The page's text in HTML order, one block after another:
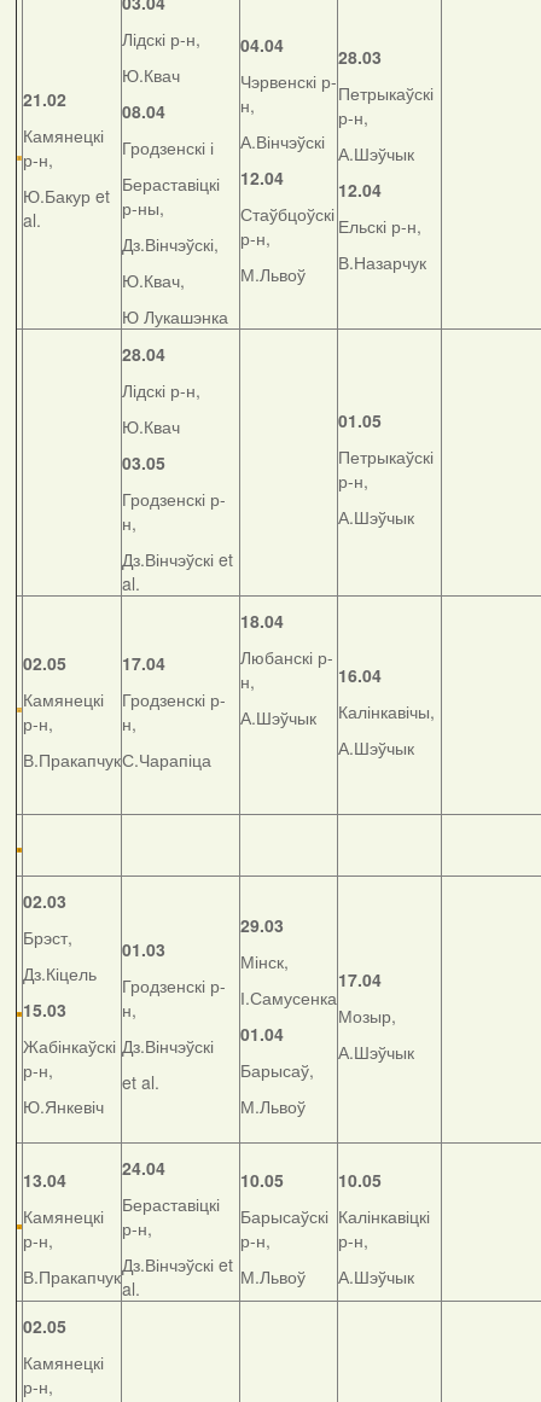
21.02
Камянецкі
р-н,
Ю.Бакур et
al.
Лідскі р-н,
Ю.Квач
08.04
Гродзенскі і
Бераставіцкі
р-ны,
Дз.Вінчэўскі,
Ю.Квач,
Ю Лукашэнка
04.04
Чэрвенскі р-
н,
А.Вінчэўскі
12.04
Стаўбцоўскі
р-н,
М.Львоў
28.03
Петрыкаўскі
р-н,
А.Шэўчык
12.04
Ельскі р-н,
В.Назарчук
28.04
Лідскі р-н,
Ю.Квач
03.05
Гродзенскі р-
н,
Дз.Вінчэўскі et
al.
01.05
Петрыкаўскі
р-н,
А.Шэўчык
02.05
Камянецкі
р-н,
В.Пракапчук
17.04
Гродзенскі р-
н,
С.Чарапіца
18.04
Любанскі р-
н,
А.Шэўчык
16.04
Калінкавічы,
А.Шэўчык
02.03
Брэст,
Дз.Кіцель
15.03
Жабінкаўскі
р-н,
Ю.Янкевіч
01.03
Гродзенскі р-
н,
Дз.Вінчэўскі
et al.
29.03
Мінск,
І.Самусенка
01.04
Барысаў,
М.Львоў
17.04
Мозыр,
А.Шэўчык
13.04
Камянецкі
р-н,
В.Пракапчук
24.04
Бераставіцкі
р-н,
Дз.Вінчэўскі et
al.
10.05
Барысаўскі
р-н,
М.Львоў
10.05
Калінкавіцкі
р-н,
А.Шэўчык
02.05
Камянецкі
р-н,